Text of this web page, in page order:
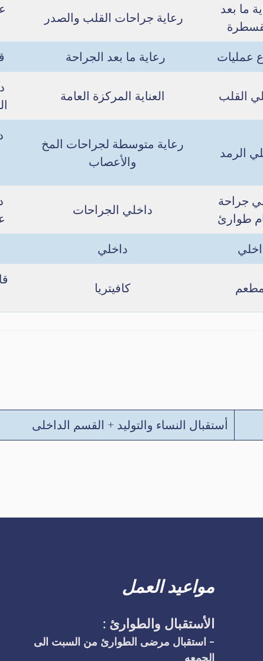
ما بعد
رعاية جراحات القلب والصدر
عمليات رعاية ما بعد الجراحة
القلب العناية المركزة العامة
الرمد
رعاية متوسطة لجراحات المخ
والأعصاب
جراحة
طوارئ
داخلي الجراحات
داخلي
مطعم كافيتريا
أستقبال النساء والتوليد + القسم الداخلى
مواعيد العمل
الأستقبال والطوارئ :
- استقبال مرضى الطوارئ من السبت الى
الجمعه